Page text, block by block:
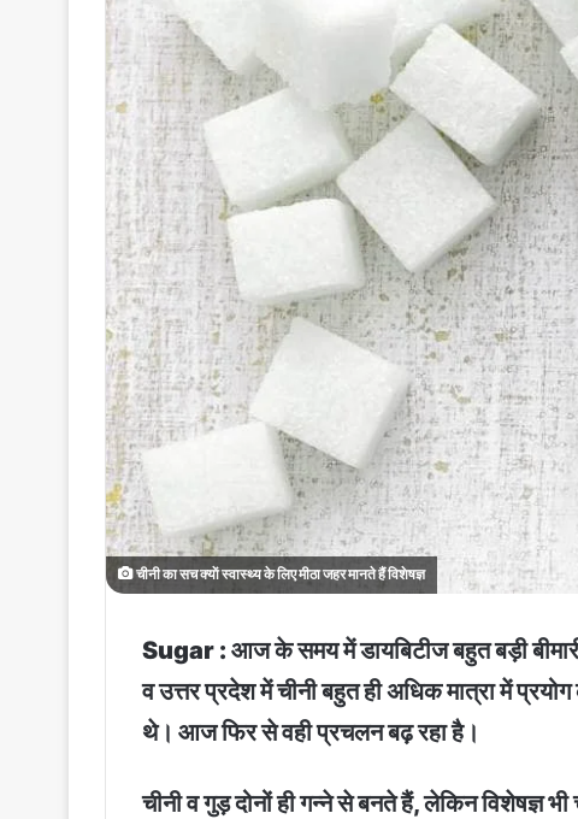
चीनी का सच क्याें स्वास्थ्य के लिए मीठा जहर मानते हैं विशेषज्ञ
Sugar : आज के समय में डायबिटीज बहुत बड़ी
व उत्तर प्रदेश में चीनी बहुत ही अधिक मात्रा में
थे। आज फिर से वही प्रचलन बढ़ रहा है।
चीनी व गुड़ दोनों ही गन्ने से बनते हैं, लेकिन विशेषज्ञ